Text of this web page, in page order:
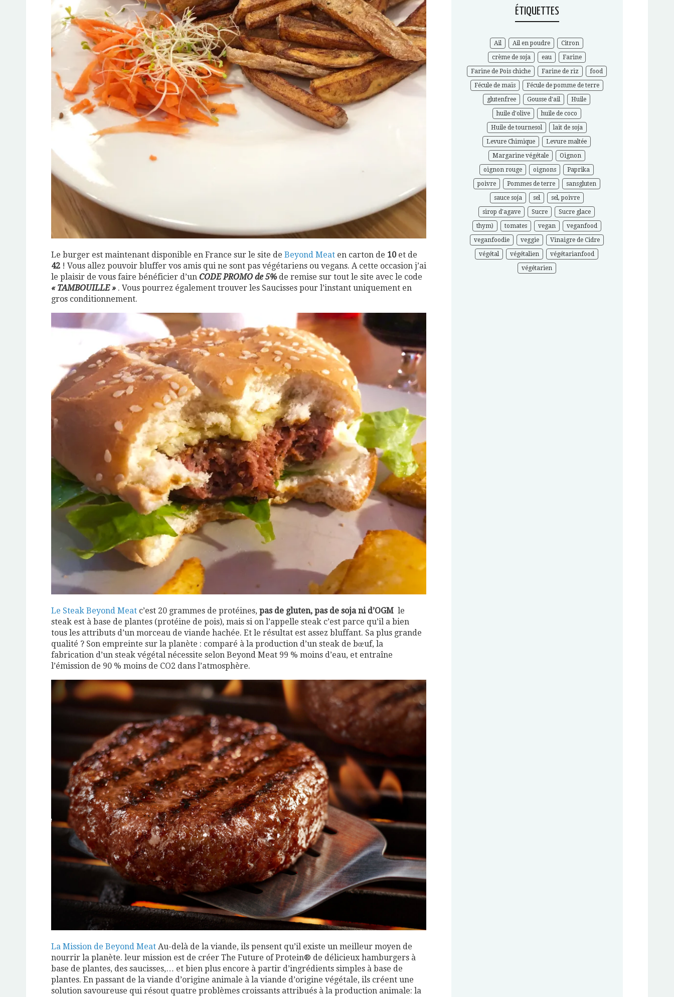
Le burger est maintenant disponible en France sur le site de Beyond Meat en carton de 10et de
42 ! Vous allez pouvoir bluffer vos amis qui ne sont pas végétariens ou vegans. A cette occasion j’ai
le plaisir de vous faire bénéficier d’un CODE PROMO de 5% de remise sur tout le site avec le code
« TAMBOUILLE » . Vous pourrez également trouver les Saucisses pour l’instant uniquement en
gros conditionnement.
Le Steak Beyond Meat c’est 20 grammes de protéines, pas de gluten, pas de soja ni d’OGM le
steak est à base de plantes (protéine de pois), mais si on l’appelle steak c’est parce qu’il a bien
tous les attributs d’un morceau de viande hachée. Et le résultat est assez bluffant. Sa plus grande
qualité ? Son empreinte sur la planète : comparé à la production d’un steak de bœuf, la
fabrication d’un steak végétal nécessite selon Beyond Meat 99 % moins d’eau, et entraîne
l’émission de 90 % moins de CO2 dans l’atmosphère.
La Mission de Beyond Meat Au-delà de la viande, ils pensent qu’il existe un meilleur moyen de
nourrir la planète. leur mission est de créer The Future of Protein® de délicieux hamburgers à
base de plantes, des saucisses,… et bien plus encore à partir d’ingrédients simples à base de
plantes. En passant de la viande d’origine animale à la viande d’origine végétale, ils créent une
solution savoureuse qui résout quatre problèmes croissants attribués à la production animale: la
ÉTIQUETTES
Ail Ail en poudre
Citron
crème de soja
eau
Farine
Farine de Pois chiche
Farine de riz
food
Fécule de maïs
Fécule de pomme de terre
glutenfree
Gousse d'ail
Huile
huile d'olive
huile de coco
Huile de tournesol
lait de soja
Levure Chimique
Levure maltée
Margarine végétale
Oignon
oignon rouge
oignons
Paprika
poivre
Pommes de terre
sansgluten
sauce soja
sel
sel, poivre
sirop d'agave
Sucre
Sucre glace
thym)
tomates vegan
veganfood
veganfoodie
veggie
Vinaigre de Cidre
végétal
végétalien
végétarianfood
végétarien